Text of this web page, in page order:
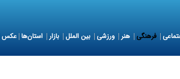
فرهنگی هنر ورزشی بین الملل بازار استان‌ها عکس